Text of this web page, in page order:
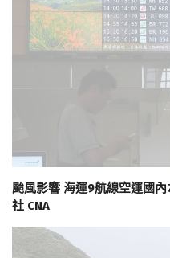
颱風影響 海運9航線空運國
社 CNA